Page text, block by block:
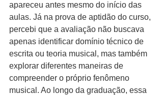
apareceu antes mesmo do início das
aulas. Já na prova de aptidão do curso,
percebi que a avaliação não buscava
apenas identificar domínio técnico de
escrita ou teoria musical, mas também
explorar diferentes maneiras de
compreender o próprio fenômeno
musical. Ao longo da graduação, essa